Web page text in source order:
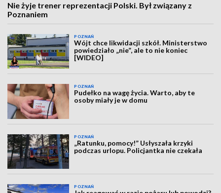
Nie żyje trener reprezentacji Polski. Był związany z
Poznaniem
POZNAŃ
Wójt chce likwidacji szkół. Ministerstwo
powiedziało „nie”, ale to nie koniec
[WIDEO]
POZNAŃ
Pudełko na wagę życia. Warto, aby te
osoby miały je w domu
POZNAŃ
„Ratunku, pomocy!” Usłyszała krzyki
podczas urlopu. Policjantka nie czekała
POZNAŃ